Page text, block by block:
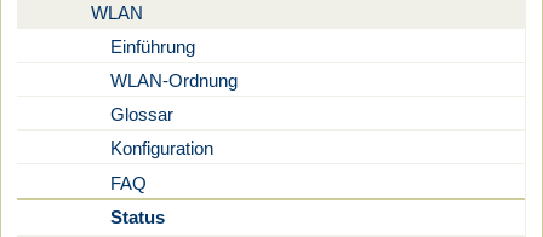
WLAN
Einführung
WLAN-Ordnung
Glossar
Konfiguration
FAQ
Status